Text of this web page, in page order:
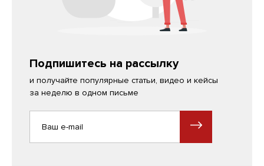
Подпишитесь на рассылку
и получайте популярные статьи, видео и кейсы
за неделю в одном письме